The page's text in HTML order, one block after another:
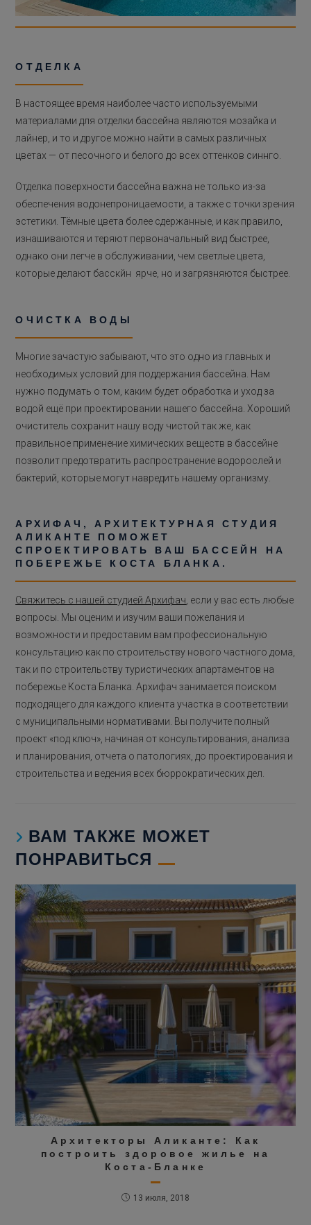
ОТДЕЛКА
В настоящее время наиболее часто используемыми
материалами для отделки бассейна являются мозайка и
лайнер, и то и другое можно найти в самых различных
цветах — от песочного и белого до всех оттенков синнго.
Отделка поверхности бассейна важна не только из-за
обеспечения водонепроницаемости, а также с точки зрения
эстетики. Тёмные цвета более сдержанные, и как правило,
изнашиваются и теряют первоначальный вид быстрее,
однако они легче в обслуживании, чем светлые цвета,
которые делают басскйн ярче, но и загрязняются быстрее.
ОЧИСТКА ВОДЫ
Многие зачастую забывают, что это одно из главных и
необходимых условий для поддержания бассейна. Нам
нужно подумать о том, каким будет обработка и уход за
водой ещё при проектировании нашего бассейна. Хороший
очиститель сохранит нашу воду чистой так же, как
правильное применение химических веществ в бассейне
позволит предотвратить распространение водорослей и
бактерий, которые могут навредить нашему организму.
АРХИФАЧ, АРХИТЕКТУРНАЯ СТУДИЯ
АЛИКАНТЕ ПОМОЖЕТ
СПРОЕКТИРОВАТЬ ВАШ БАССЕЙН НА
ПОБЕРЕЖЬЕ КОСТА БЛАНКА.
Свяжитесь с нашей студией Архифач, если у вас есть любые
вопросы. Мы оценим и изучим ваши пожелания и
возможности и предоставим вам профессиональную
консультацию как по строительству нового частного дома,
так и по строительству туристических апартаментов на
побережье Коста Бланка. Архифач занимается поиском
подходящего для каждого клиента участка в соответствии
с муниципальными нормативами. Вы получите полный
проект «под ключ», начиная от консультирования, анализа
и планирования, отчета о патологиях, до проектирования и
строительства и ведения всех бюррократических дел.
ВАМ ТАКЖЕ МОЖЕТ
ПОНРАВИТЬСЯ
Архитекторы Аликанте: Как
построить здоровое жилье на
Коста-Бланке
13 июля, 2018